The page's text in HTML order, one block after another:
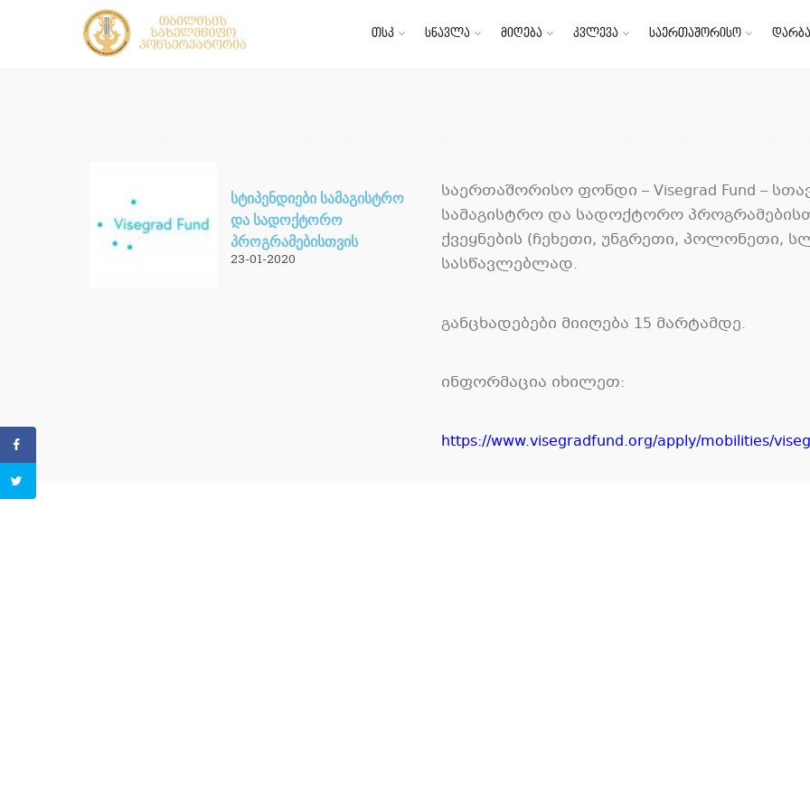
თსკ სწავლა მიღება კვლევა საერთაშორისო
სტიპენდიები სამაგისტრო
და სადოქტორო
პროგრამებისთვის
23-01-2020
საერთაშორისო ფონდი – Visegrad Fund –
სამაგისტრო და სადოქტორო
ქვეყნების (ჩეხეთი, უნგრეთი, პოლონეთი,
სასწავლებლად.
განცხადებები მიიღება 15 მარტამდე.
ინფორმაცია იხილეთ:
https://www.visegradfund.org/apply/mobilities/